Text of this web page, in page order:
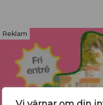
Reklam